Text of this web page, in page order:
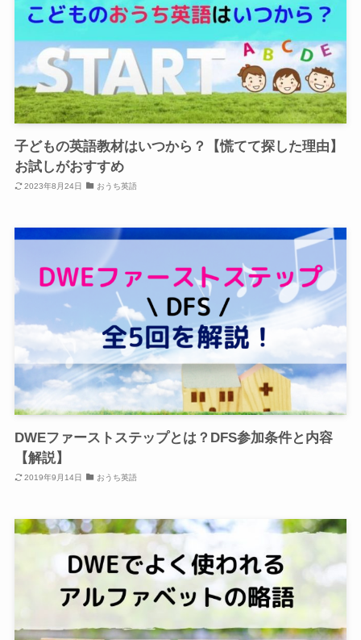
子どもの英語教材はいつから？【慌てて探した理由】
お試しがおすすめ
2023年8月24日 おうち英語
DWEファーストステップとは？DFS参加条件と内容
【解説】
2019年9月14日 おうち英語